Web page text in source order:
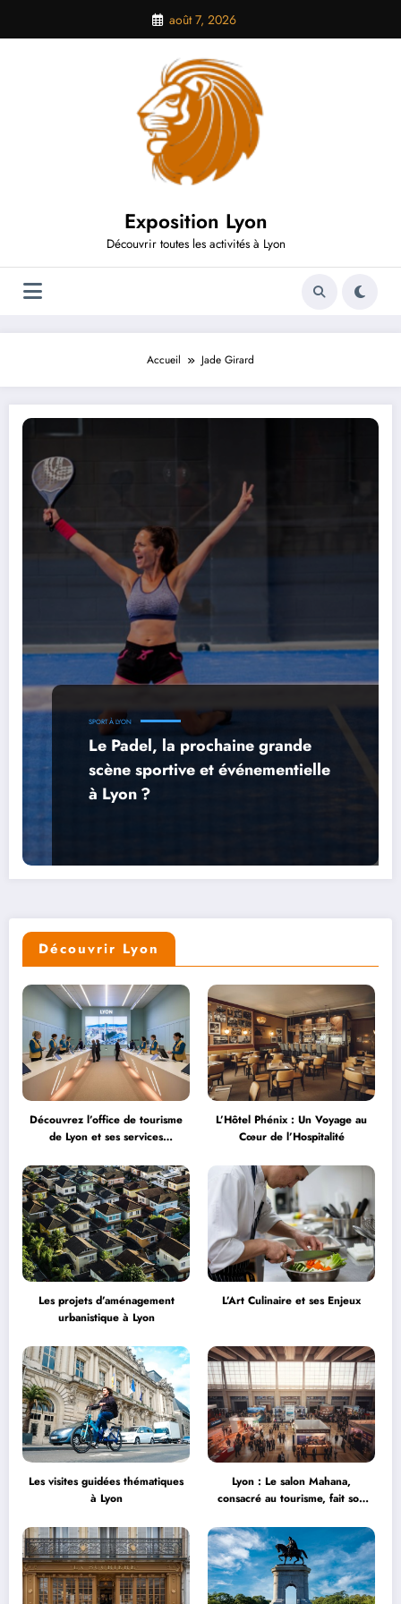
contenu
août 7, 2026
Exposition Lyon
Découvrir toutes les activités à Lyon
Accueil Jade Girard
SPORT À LYON
Le Padel, la prochaine grande
scène sportive et événementielle
à Lyon ?
Découvrir Lyon
Découvrez l’office de tourisme
de Lyon et ses services
L’Hôtel Phénix : Un Voyage au
Cœur de l’Hospitalité
Les projets d’aménagement
urbanistique à Lyon
L’Art Culinaire et ses Enjeux
Les visites guidées thématiques
à Lyon
Lyon : Le salon Mahana,
consacré au tourisme, fait son
Garnier